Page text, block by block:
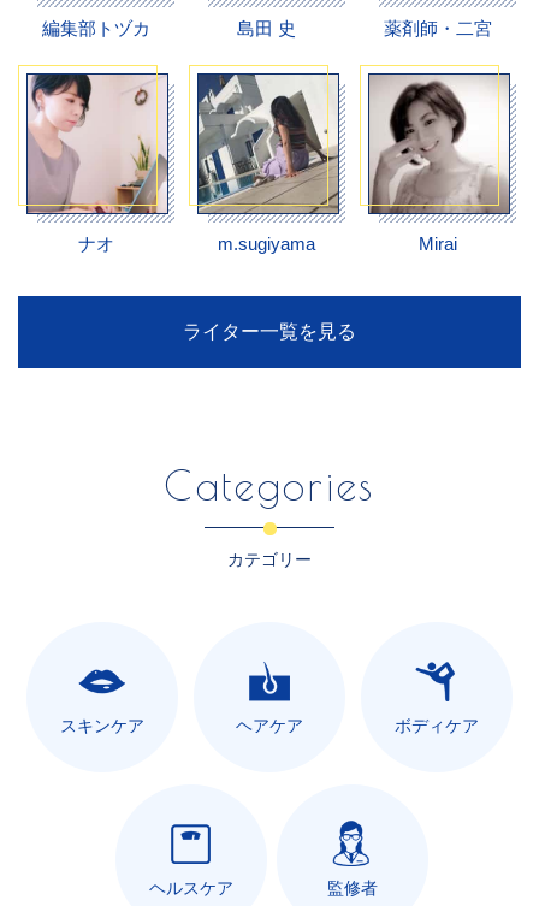
編集部トヅカ 島田 史 薬剤師・二宮
ナオ m.sugiyama Mirai
ライター一覧を見る
Categories
カテゴリー
スキンケア ヘアケア ボディケア
ヘルスケア 監修者